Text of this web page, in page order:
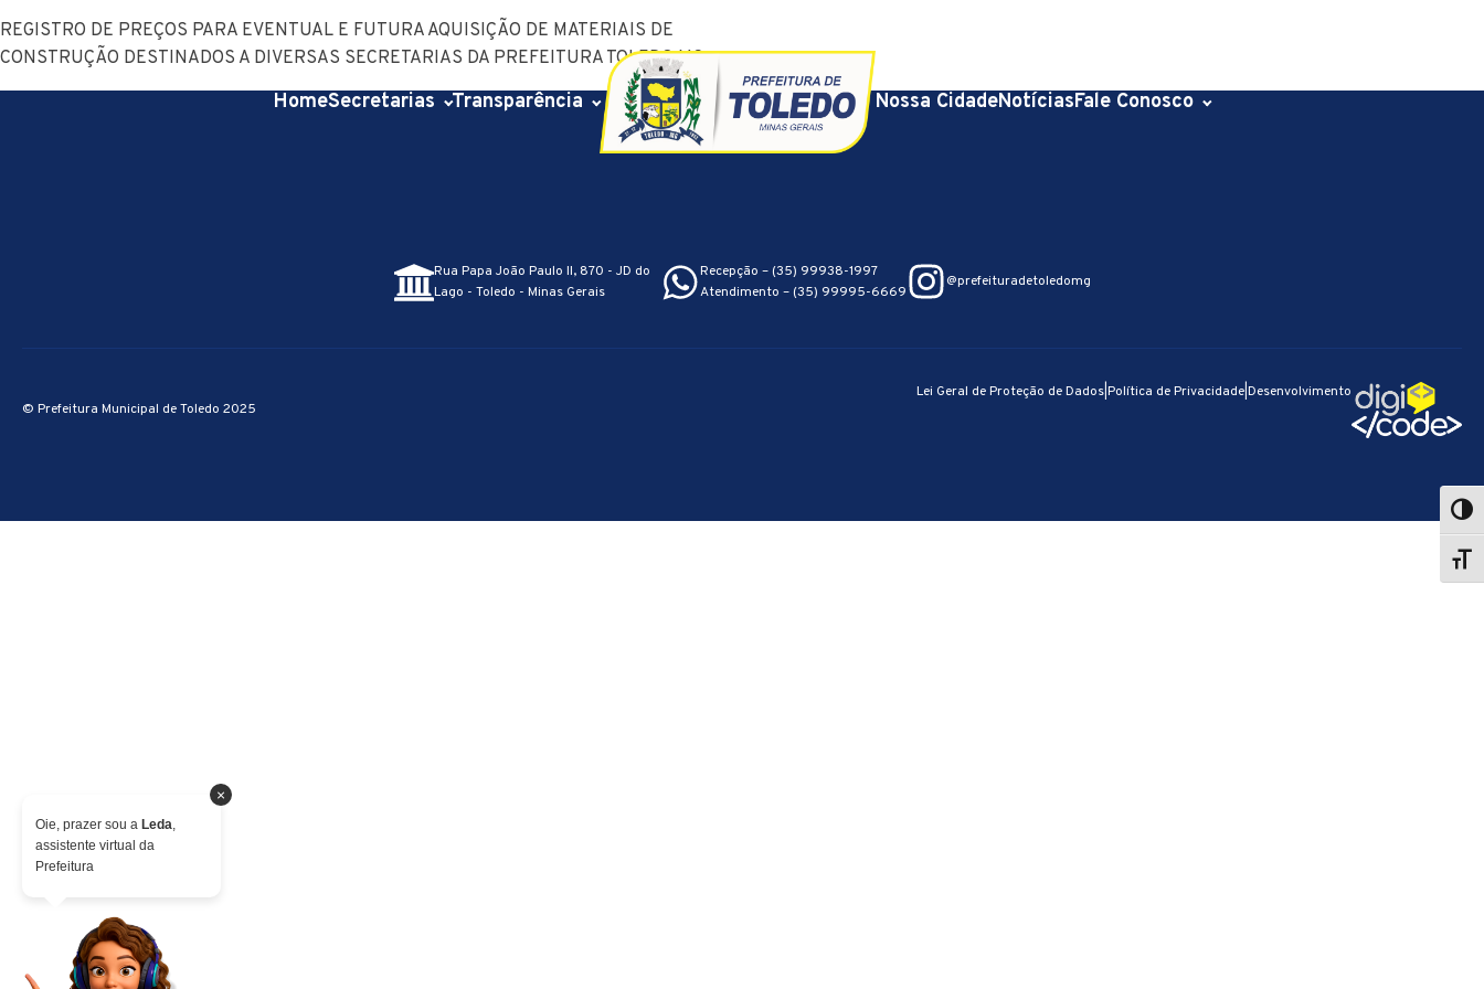
HomeSecretarias Transparência Nossa CidadeNotíciasFale Conosco
REGISTRO DE PREÇOS PARA EVENTUAL E FUTURA AQUISIÇÃO DE MATERIAIS DE
CONSTRUÇÃO DESTINADOS A DIVERSAS SECRETARIAS DA PREFEITURA TOLEDO MG.
Rua Papa João Paulo II, 870 - JD do
Lago - Toledo - Minas Gerais
Recepção – (35) 99938-1997
Atendimento – (35) 99995-6669
@prefeituradetoledomg
© Prefeitura Municipal de Toledo 2025
Lei Geral de Proteção de DadosPolítica de PrivacidadeDesenvolvimento
×
Oie, prazer sou a Leda,
assistente virtual da
Prefeitura